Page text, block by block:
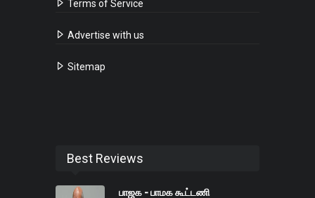
Terms of Service
Advertise with us
Sitemap
Best Reviews
பாஜக - பாமக கூட்டணி